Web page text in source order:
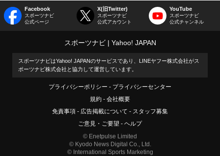
Facebook
スポーツナビ
公式ページ
X(旧Twitter)
スポーツナビ
公式アカウント
YouTube
スポーツナビ
公式チャンネル
スポーツナビ Yahoo! JAPAN
スポーツナビはYahoo! JAPANのサービスであり、LINEヤフー株式会社がス
ポーツナビ株式会社と協力して運営しています。
プライバシーポリシー
プライバシーセンター
規約
会社概要
免責事項
広告掲載について
スタッフ募集
ご意見・ご要望
ヘルプ
© Enetpulse Limited
© Kyodo News Digital Co., Ltd.
© International Sports Marketing